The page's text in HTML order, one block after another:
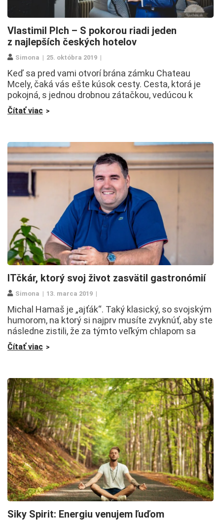
Vlastimil Plch – S pokorou riadi jeden
z najlepších českých hotelov
Simona 25. októbra 2019
Keď sa pred vami otvorí brána zámku Chateau
Mcely, čaká vás ešte kúsok cesty. Cesta, ktorá je
pokojná, s jednou drobnou zátačkou, vedúcou k
Čítať viac
ITčkár, ktorý svoj život zasvätil gastronómií
Simona 13. marca 2019
Michal Hamaš je „ajťák“. Taký klasický, so svojským
humorom, na ktorý si najprv musíte zvyknúť, aby ste
následne zistili, že za týmto veľkým chlapom sa
Čítať viac
Siky Spirit: Energiu venujem ľuďom